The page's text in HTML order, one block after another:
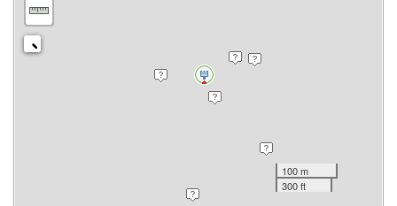
100 m
300 ft